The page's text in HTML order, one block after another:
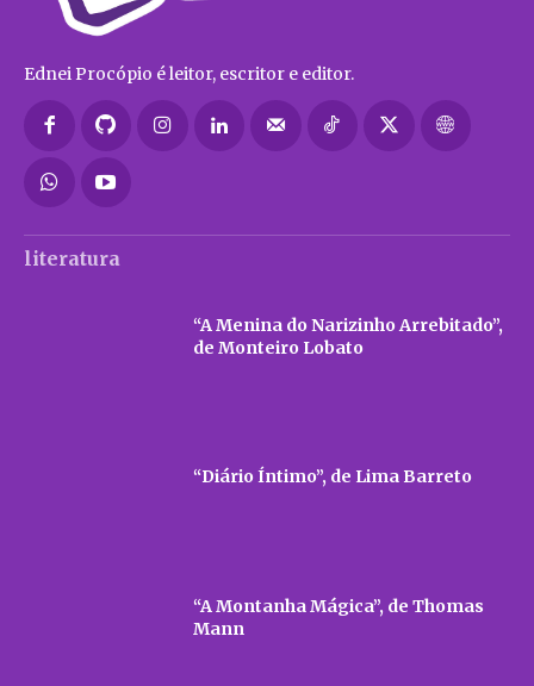
Ednei Procópio é leitor, escritor e editor.
literatura
“A Menina do Narizinho Arrebitado”,
de Monteiro Lobato
“Diário Íntimo”, de Lima Barreto
“A Montanha Mágica”, de Thomas
Mann